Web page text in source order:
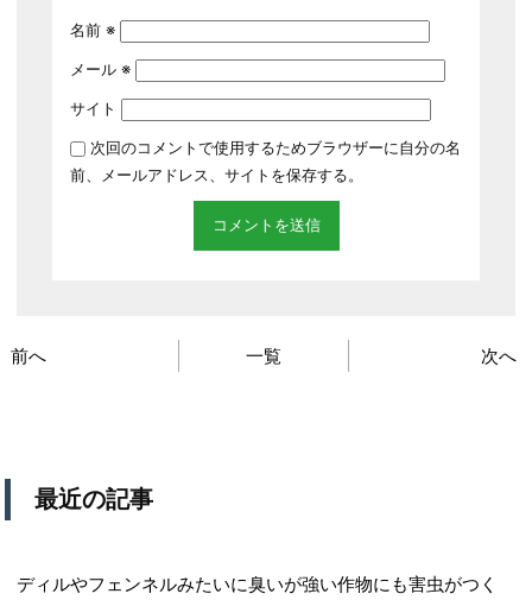
名前 ※
メール ※
サイト
次回のコメントで使用するためブラウザーに自分の名
前、メールアドレス、サイトを保存する。
前へ 一覧 次へ
最近の記事
ディルやフェンネルみたいに臭いが強い作物にも害虫がつく